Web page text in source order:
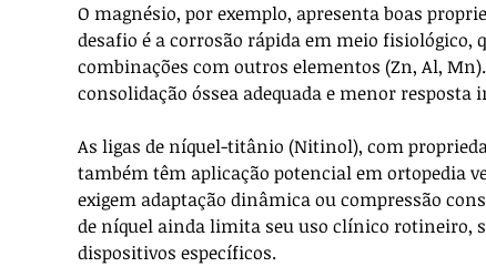
O magnésio, por exemplo, apresenta boas
desafio é a corrosão rápida em meio
combinações com outros elementos (Zn, Al,
consolidação óssea adequada e menor
As ligas de níquel-titânio (Nitinol), com
também têm aplicação potencial em ortopedia
exigem adaptação dinâmica ou compressão
de níquel ainda limita seu uso clínico rotineiro,
dispositivos específicos.